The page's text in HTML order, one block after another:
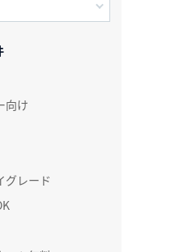
向け
グレード